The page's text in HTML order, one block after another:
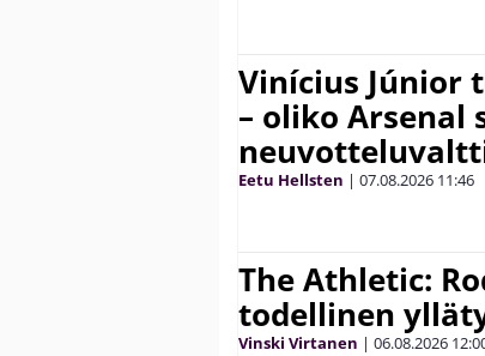
Vinícius Júnior
– oliko
Eetu Hellsten | 07.08.2026 11:46
The Athletic:
todellinen
Vinski Virtanen | 06.08.2026